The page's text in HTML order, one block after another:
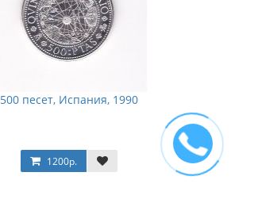
500 песет, Испания, 1990
1200р.